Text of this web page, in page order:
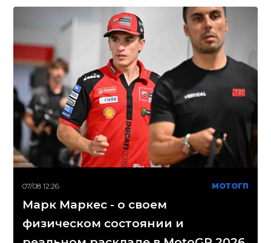
07/08 12:26 МОТОГП
Марк Маркес - о своем
физическом состоянии и